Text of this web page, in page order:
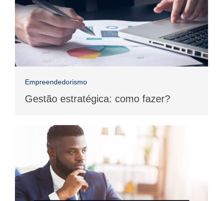
Empreendedorismo
Gestão estratégica: como fazer?